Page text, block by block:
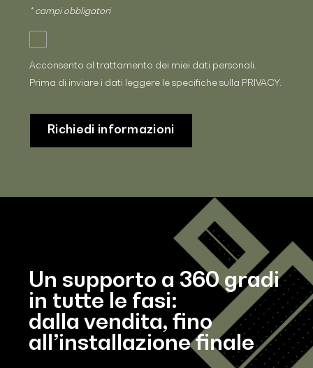
* campi obbligatori
Acconsento al trattamento dei miei dati personali.
Prima di inviare i dati leggere le specifiche sulla PRIVACY.
Un supporto a 360 gradi
in tutte le fasi:
dalla vendita, fino
all’installazione finale